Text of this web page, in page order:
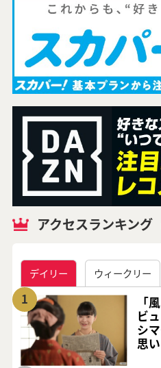
アクセスランキング
デイリー ウィークリー
1
「
ビ
シ
思い